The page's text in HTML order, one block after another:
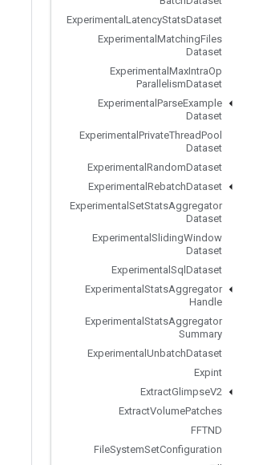
Experimental LatencyStatsDataset
Experimental MatchingFiles
Dataset
Experimental MaxIntraOp
ParallelismDataset
Experimental ParseExample
Dataset
Experimental PrivateThreadPool
Dataset
Experimental RandomDataset
Experimental RebatchDataset
Experimental SetStatsAggregator
Dataset
Experimental SlidingWindow
Dataset
Experimental Sql Dataset
Experimental StatsAggregator
Handle
Experimental StatsAggregator
Summary
Experimental UnbatchDataset
Expint
ExtractGlimpseV2
ExtractVolumePatches
FFTND
FileSystemSetConfiguration